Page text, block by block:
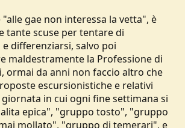
gae non interessa la vetta", è
tante scuse per tentare di
differenziarsi, salvo poi
maldestramente la Professione di
ormai da anni non faccio altro che
escursionistiche e relativi
in cui ogni fine settimana si
epica", "gruppo tosto", "gruppo
mollato", "gruppo di temerari", e